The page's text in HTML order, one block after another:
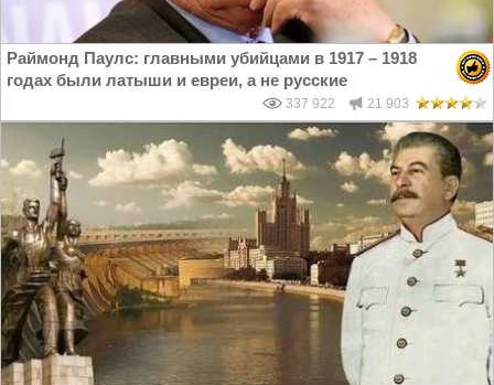
Раймонд Паулс: главными убийцами в 1917 – 1918
годах были латыши и евреи, а не русские
337 922 21 903